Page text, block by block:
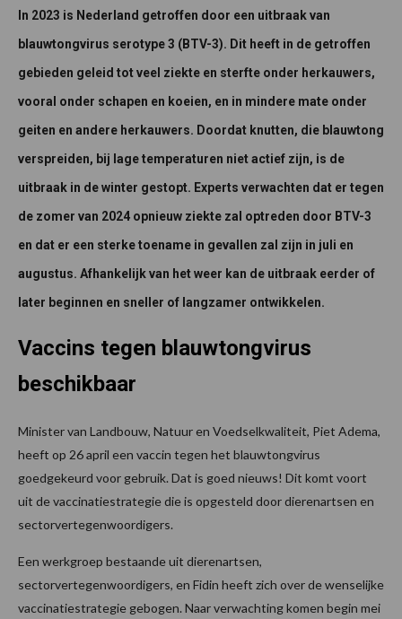
In 2023 is Nederland getroffen door een uitbraak van
blauwtongvirus serotype 3 (BTV-3). Dit heeft in de getroffen
gebieden geleid tot veel ziekte en sterfte onder herkauwers,
vooral onder schapen en koeien, en in mindere mate onder
geiten en andere herkauwers. Doordat knutten, die blauwtong
verspreiden, bij lage temperaturen niet actief zijn, is de
uitbraak in de winter gestopt. Experts verwachten dat er tegen
de zomer van 2024 opnieuw ziekte zal optreden door BTV-3
en dat er een sterke toename in gevallen zal zijn in juli en
augustus. Afhankelijk van het weer kan de uitbraak eerder of
later beginnen en sneller of langzamer ontwikkelen.
Vaccins tegen blauwtongvirus
beschikbaar
Minister van Landbouw, Natuur en Voedselkwaliteit, Piet Adema,
heeft op 26 april een vaccin tegen het blauwtongvirus
goedgekeurd voor gebruik. Dat is goed nieuws! Dit komt voort
uit de vaccinatiestrategie die is opgesteld door dierenartsen en
sectorvertegenwoordigers.
Een werkgroep bestaande uit dierenartsen,
sectorvertegenwoordigers, en Fidin heeft zich over de wenselijke
vaccinatiestrategie gebogen. Naar verwachting komen begin mei